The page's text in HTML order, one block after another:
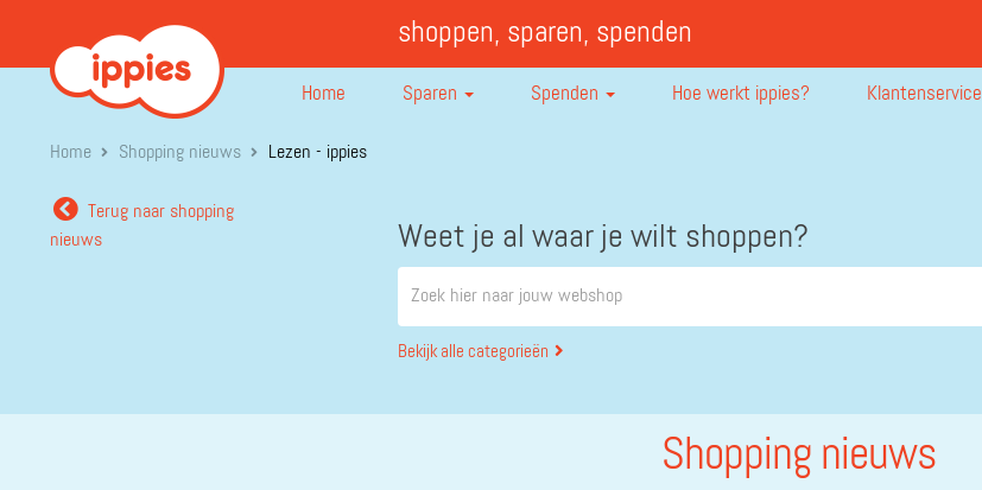
shoppen, sparen, spenden
Home Sparen Spenden Hoe werkt ippies? Klantenservice
Home Shopping nieuws Lezen - ippies
Terug naar shopping
nieuws
Weet je al waar je wilt shoppen?
Bekijk alle categorieën
Shopping nieuws